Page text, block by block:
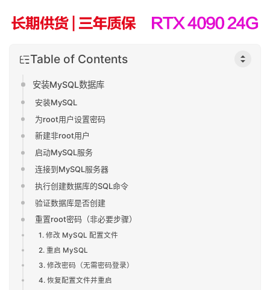
Table of Contents
安装MySQL数据库
安装MySQL
为root用户设置密码
新建非root用户
启动MySQL服务
连接到MySQL服务器
执行创建数据库的SQL命令
验证数据库是否创建
重置root密码（非必要步骤）
1. 修改 MySQL 配置文件
2. 重启 MySQL
3. 修改密码（无需密码登录）
4. 恢复配置文件并重启